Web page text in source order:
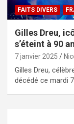
FAITS DIVERS
Gilles Dreu,
s’éteint à 90
7 janvier 2025
Gilles Dreu,
décédé ce mardi